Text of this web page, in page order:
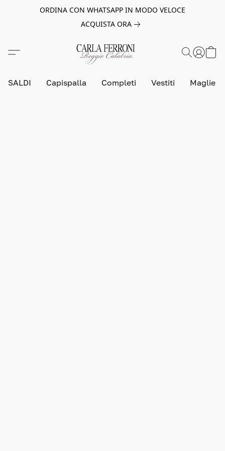
ORDINA CON WHATSAPP IN MODO VELOCE
ACQUISTA ORA
SALDI Capispalla Completi Vestiti Maglie e